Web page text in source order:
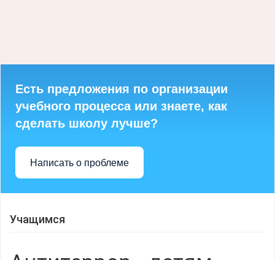
Есть предложения по организации
учебного процесса или знаете, как
сделать школу лучше?
Написать о проблеме
Учащимся